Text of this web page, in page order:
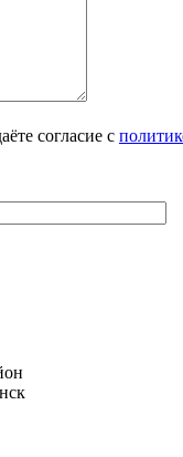
согласие с